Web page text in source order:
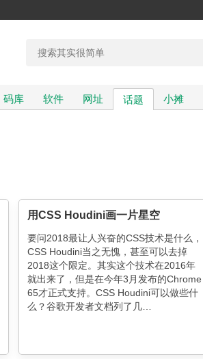
码库 软件 网址 话题 小摊
用CSS Houdini画一片星空
要问2018最让人兴奋的CSS技术是什么，
CSS Houdini当之无愧，甚至可以去掉
2018这个限定。其实这个技术在2016年
就出来了，但是在今年3月发布的Chrome
65才正式支持。CSS Houdini可以做些什
么？谷歌开发者文档列了几…